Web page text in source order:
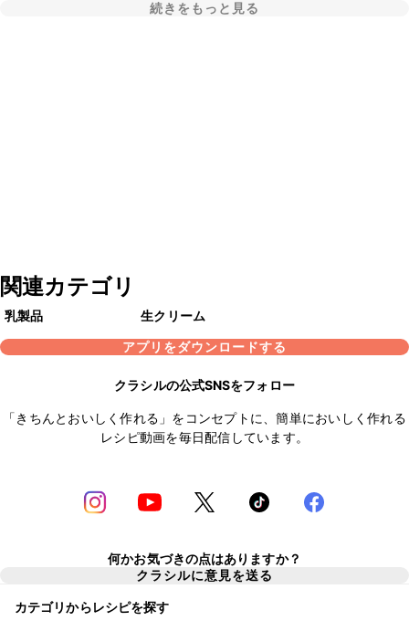
続きをもっと見る
関連カテゴリ
乳製品
生クリーム
アプリをダウンロードする
クラシルの公式SNSをフォロー
「きちんとおいしく作れる」をコンセプトに、簡単においしく作れる
レシピ動画を毎日配信しています。
何かお気づきの点はありますか？
クラシルに意見を送る
カテゴリからレシピを探す